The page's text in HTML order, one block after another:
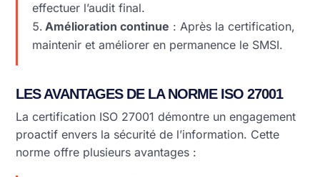
effectuer l’audit final.
Amélioration continue : Après la certification,
maintenir et améliorer en permanence le SMSI.
LES AVANTAGES DE LA NORME ISO 27001
La certification ISO 27001 démontre un engagement
proactif envers la sécurité de l’information. Cette
norme offre plusieurs avantages :